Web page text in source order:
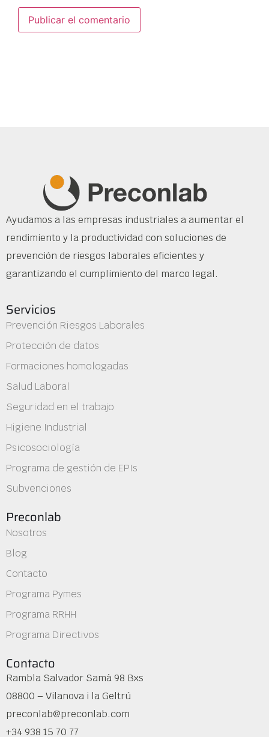
Ayudamos a las empresas industriales a aumentar el
rendimiento y la productividad con soluciones de
prevención de riesgos laborales eficientes y
garantizando el cumplimiento del marco legal.
Servicios
Prevención Riesgos Laborales
Protección de datos
Formaciones homologadas
Salud Laboral
Seguridad en el trabajo
Higiene Industrial
Psicosociología
Programa de gestión de EPIs
Subvenciones
Preconlab
Nosotros
Blog
Contacto
Programa Pymes
Programa RRHH
Programa Directivos
Contacto
Rambla Salvador Samà 98 Bxs
08800 – Vilanova i la Geltrú
preconlab@preconlab.com
+34 938 15 70 77